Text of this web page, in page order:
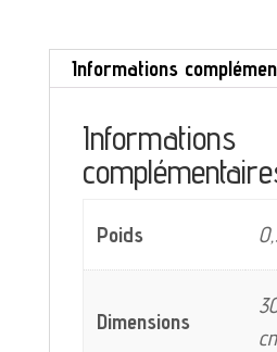
décor
Informations
Informations
Poids
Dimensions